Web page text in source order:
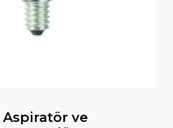
Aspiratör ve